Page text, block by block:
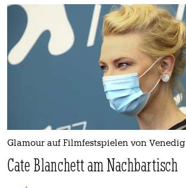
Glamour auf Filmfestspielen von Venedig
Cate Blanchett am Nachbartisch